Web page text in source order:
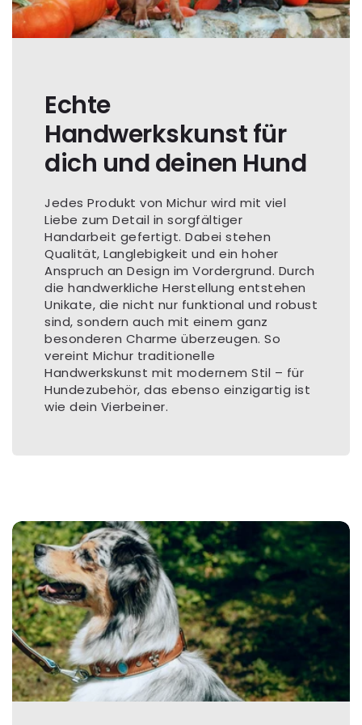
Echte
Handwerkskunst für
dich und deinen Hund
Jedes Produkt von Michur wird mit viel
Liebe zum Detail in sorgfältiger
Handarbeit gefertigt. Dabei stehen
Qualität, Langlebigkeit und ein hoher
Anspruch an Design im Vordergrund. Durch
die handwerkliche Herstellung entstehen
Unikate, die nicht nur funktional und robust
sind, sondern auch mit einem ganz
besonderen Charme überzeugen. So
vereint Michur traditionelle
Handwerkskunst mit modernem Stil – für
Hundezubehör, das ebenso einzigartig ist
wie dein Vierbeiner.